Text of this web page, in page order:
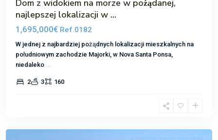
Dom z widokiem na morze w pożądanej,
najlepszej lokalizacji w ...
1,695,000€ Ref.0182
W jednej z najbardziej pożądnych lokalizacji mieszkalnych na
południowym zachodzie Majorki, w Nova Santa Ponsa,
niedaleko ...
2 3 160